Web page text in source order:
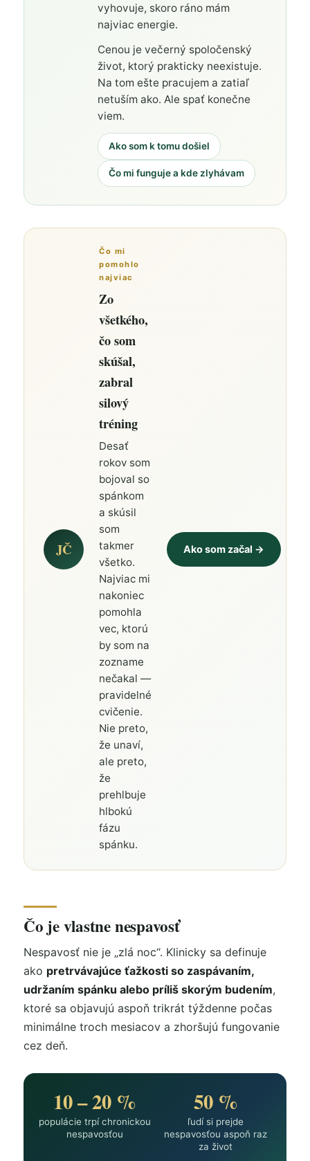
vyhovuje, skoro ráno mám
najviac energie.
Cenou je večerný spoločenský
život, ktorý prakticky neexistuje.
Na tom ešte pracujem a zatiaľ
netuším ako. Ale spať konečne
viem.
Ako som k tomu došiel
Čo mi funguje a kde zlyhávam
JČ
Čo mi
pomohlo
najviac
Zo
všetkého,
čo som
skúšal,
zabral
silový
tréning
Desať
rokov som
bojoval so
spánkom
a skúsil
som
takmer
všetko.
Najviac mi
nakoniec
pomohla
vec, ktorú
by som na
zozname
nečakal —
pravidelné
cvičenie.
Nie preto,
že unaví,
ale preto,
že
prehlbuje
hlbokú
fázu
spánku.
Ako som začal →
Čo je vlastne nespavosť
Nespavosť nie je „zlá noc“. Klinicky sa definuje
ako pretrvávajúce ťažkosti so zaspávaním,
udržaním spánku alebo príliš skorým budením,
ktoré sa objavujú aspoň trikrát týždenne počas
minimálne troch mesiacov a zhoršujú fungovanie
cez deň.
10 – 20 %
populácie trpí chronickou
nespavosťou
50 %
ľudí si prejde
nespavosťou aspoň raz
za život